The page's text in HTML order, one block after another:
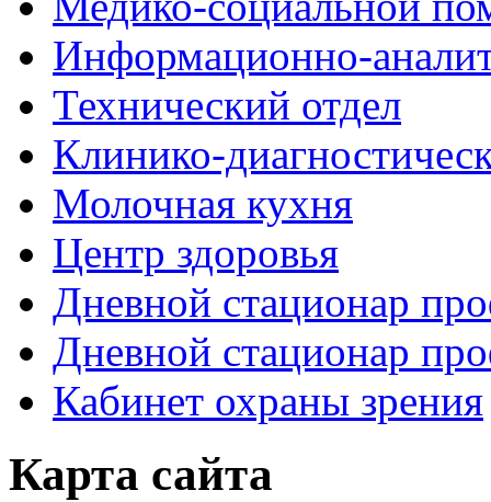
Информационно-
Технический отдел
Клинико-
Молочная кухня
Центр здоровья
Дневной стационар
Дневной стационар
Кабинет охраны зрения
Здесь можно рыболовные катушки
Карта сайта